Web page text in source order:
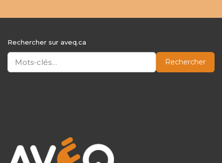
Rechercher sur aveq.ca
Rechercher